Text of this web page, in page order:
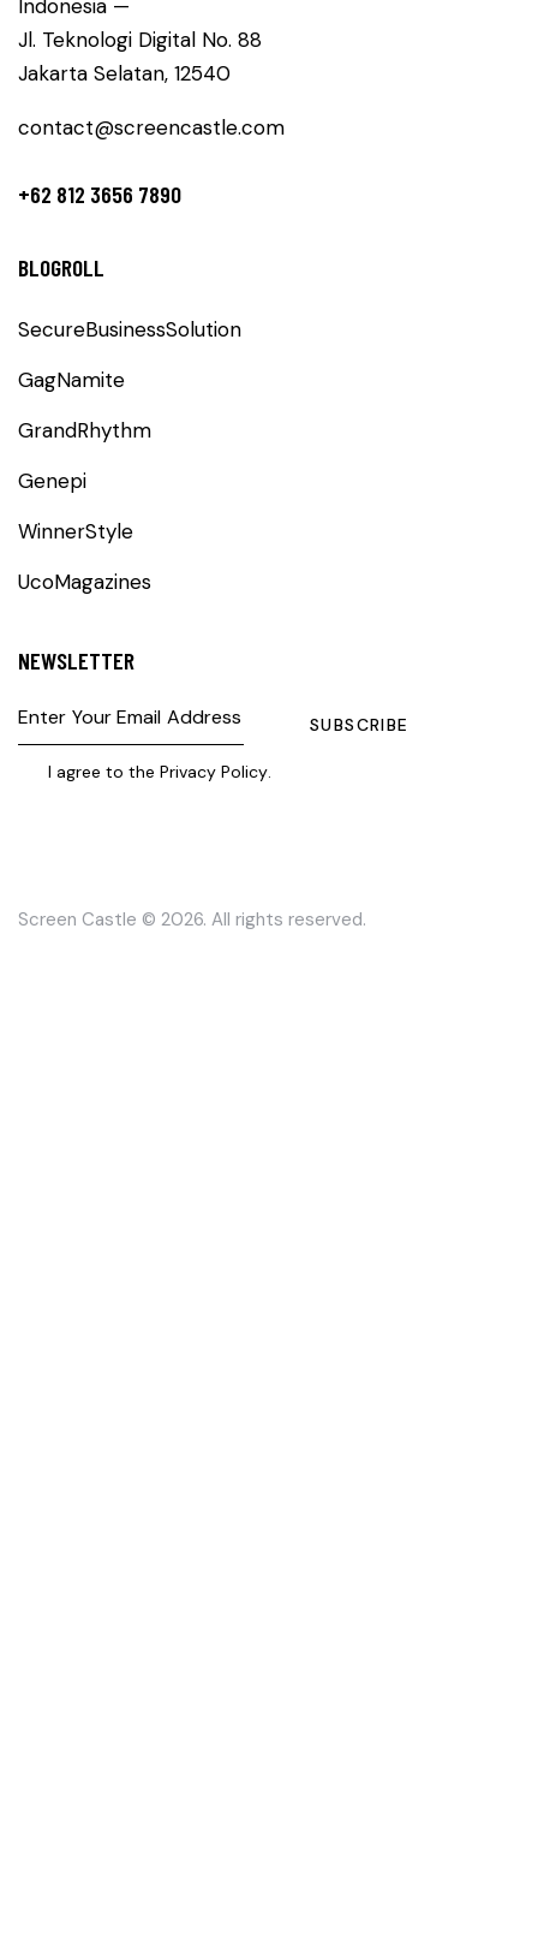
Indonesia —
Jl. Teknologi Digital No. 88
Jakarta Selatan, 12540
contact@screencastle.com
+62 812 3656 7890
BLOGROLL
SecureBusinessSolution
GagNamite
GrandRhythm
Genepi
WinnerStyle
UcoMagazines
NEWSLETTER
SUBSCRIBE
I agree to thePrivacy Policy.
Screen Castle © 2026. All rights reserved.